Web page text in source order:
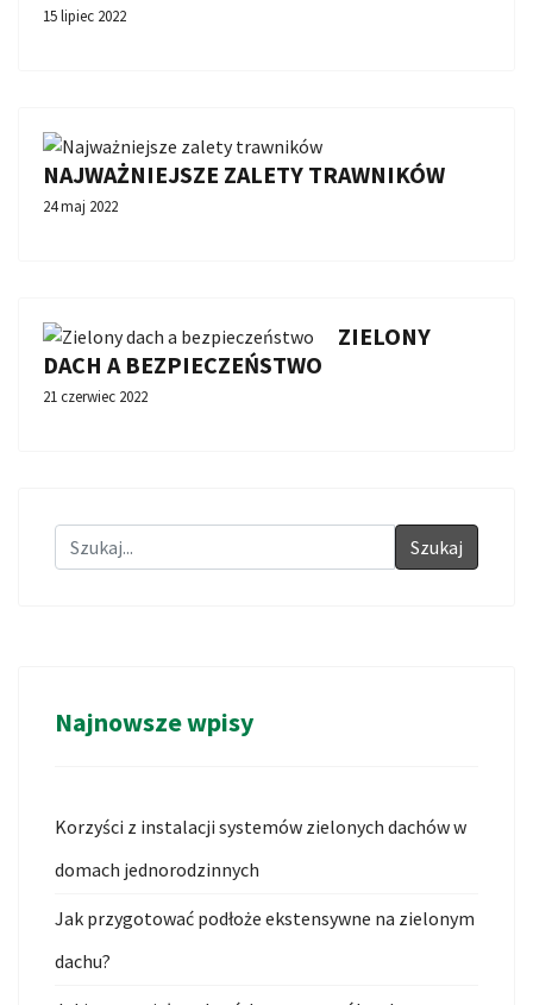
15 lipiec 2022
NAJWAŻNIEJSZE ZALETY TRAWNIKÓW
24 maj 2022
ZIELONY
DACH A BEZPIECZEŃSTWO
21 czerwiec 2022
Szukaj
Najnowsze wpisy
Korzyści z instalacji systemów zielonych dachów w
domach jednorodzinnych
Jak przygotować podłoże ekstensywne na zielonym
dachu?